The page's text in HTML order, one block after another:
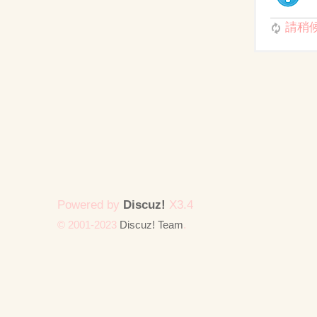
請稍
Powered by Discuz! X3.4
© 2001-2023 Discuz! Team.